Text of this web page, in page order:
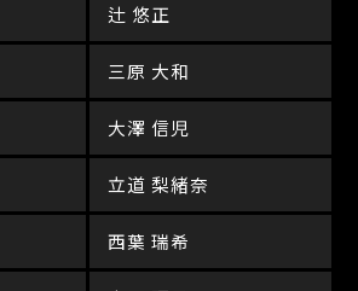
辻 悠正
三原 大和
大澤 信児
立道 梨緒奈
西葉 瑞希